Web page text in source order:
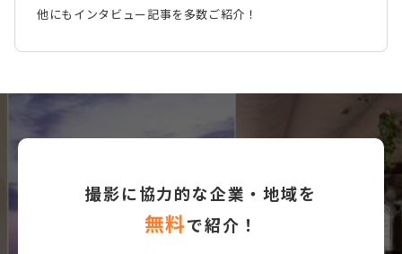
他にもインタビュー記事を多数ご紹介！
撮影に協力的な企業・地域を
無料で紹介！